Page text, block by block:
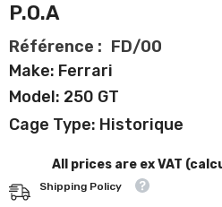
P.O.A
Référence : FD/00
Make: Ferrari
Model: 250 GT
Cage Type: Historique
All prices are ex VAT
Shipping Policy